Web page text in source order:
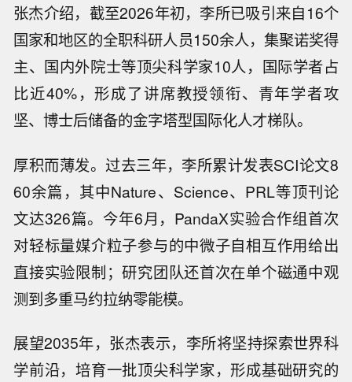
张杰介绍，截至2026年初，李所已吸引来自16个
国家和地区的全职科研人员150余人，集聚诺奖得
主、国内外院士等顶尖科学家10人，国际学者占
比近40%，形成了讲席教授领衔、青年学者攻
坚、博士后储备的金字塔型国际化人才梯队。
厚积而薄发。过去三年，李所累计发表SCI论文8
60余篇，其中Nature、Science、PRL等顶刊论
文达326篇。今年6月，PandaX实验合作组首次
对轻标量媒介粒子参与的中微子自相互作用给出
直接实验限制；研究团队还首次在单个磁通中观
测到多重马约拉纳零能模。
展望2035年，张杰表示，李所将坚持探索世界科
学前沿，培育一批顶尖科学家，形成基础研究的